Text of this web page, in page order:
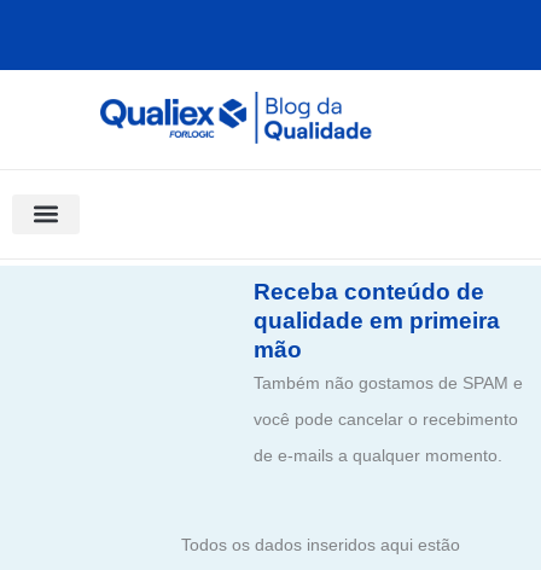
Receba conteúdo de
qualidade em primeira
mão
Também não gostamos de SPAM e
você pode cancelar o recebimento
de e-mails a qualquer momento.
Todos os dados inseridos aqui estão